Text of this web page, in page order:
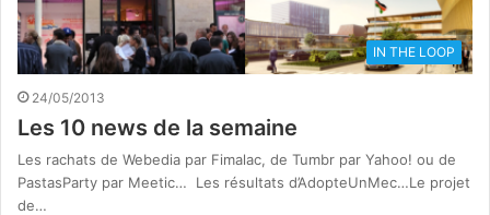
IN THE LOOP
24/05/2013
Les 10 news de la semaine
Les rachats de Webedia par Fimalac, de Tumbr par Yahoo! ou de
PastasParty par Meetic… Les résultats d’AdopteUnMec…Le projet
de…